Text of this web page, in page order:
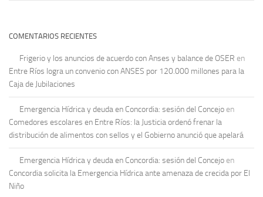
COMENTARIOS RECIENTES
Frigerio y los anuncios de acuerdo con Anses y balance de OSER en
Entre Ríos logra un convenio con ANSES por 120.000 millones para la
Caja de Jubilaciones
Emergencia Hídrica y deuda en Concordia: sesión del Concejo en
Comedores escolares en Entre Ríos: la Justicia ordenó frenar la
distribución de alimentos con sellos y el Gobierno anunció que apelará
Emergencia Hídrica y deuda en Concordia: sesión del Concejo en
Concordia solicita la Emergencia Hídrica ante amenaza de crecida por El
Niño